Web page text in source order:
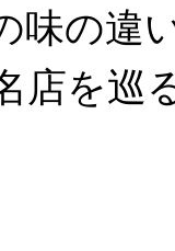
味の違
店を巡